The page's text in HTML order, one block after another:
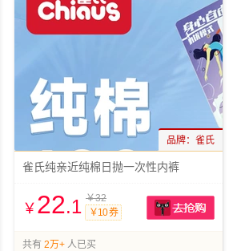
雀氏纯亲近纯棉日抛一次性内裤
品牌： 雀氏
￥ 22.1 ￥32
￥10 券
共有 2万+ 人已买